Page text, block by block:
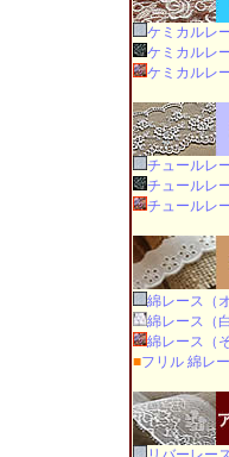
ケミカルレ
ケミカルレ
ケミカルレ
チュールレ
チュールレ
チュールレ
綿レース（
綿レース（白
綿レース（
■フリル 綿レ